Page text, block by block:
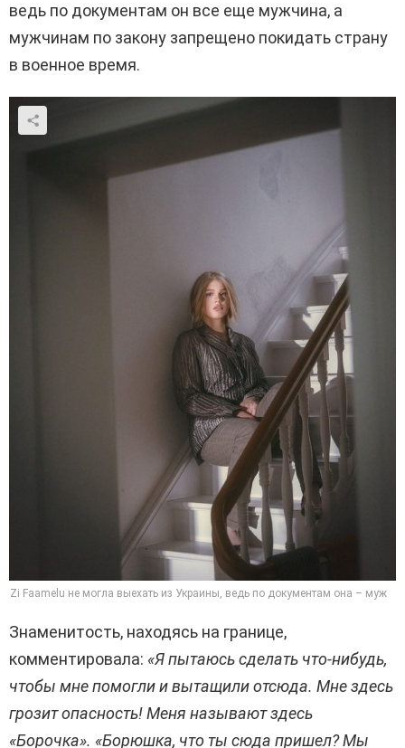
ведь по документам он все еще мужчина, а
мужчинам по закону запрещено покидать страну
в военное время.
Zi Faamelu не могла выехать из Украины, ведь по документам она – муж
Знаменитость, находясь на границе,
комментировала: «Я пытаюсь сделать что-нибудь,
чтобы мне помогли и вытащили отсюда. Мне здесь
грозит опасность! Меня называют здесь
«Борочка». «Борюшка, что ты сюда пришел? Мы